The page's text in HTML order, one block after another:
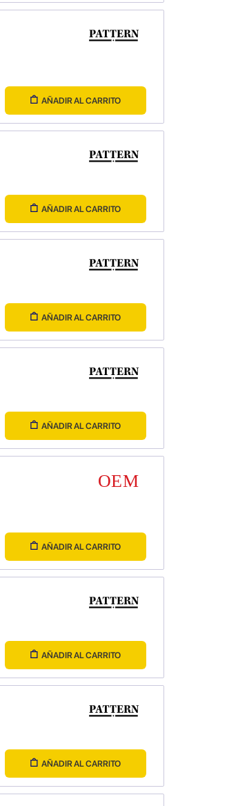
AÑADIR AL CARRITO
AÑADIR AL CARRITO
AÑADIR AL CARRITO
AÑADIR AL CARRITO
AÑADIR AL CARRITO
AÑADIR AL CARRITO
AÑADIR AL CARRITO